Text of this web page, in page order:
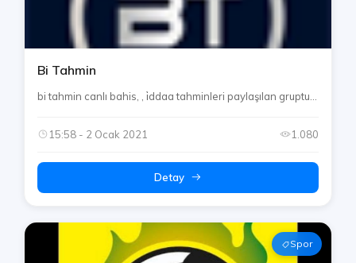
Bi Tahmin
bi tahmin canlı bahis, , i̇ddaa tahminleri paylaşılan gruptu...
15:58 - 2 Ocak 2021 1.080
Detay
Spor